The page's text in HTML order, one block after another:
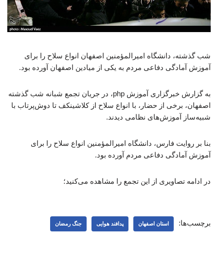
شب گذشته، دانشگاه امیرالمؤمنین اصفهان انواع سلاح را برای
آموزش آمادگی دفاعی مردم به یکی از میادین اصفهان آورده بود.
به گزارش خبرگزاری آموزش php، در جریان تجمع شبانه شب گذشته
اصفهان، برخی از حضار، با انواع سلاح از کلاشینکف تا دوش‌پرتاب با
شبیه‌ساز آموزش‌های نظامی دیدند.
بنا بر روایت فارس، دانشگاه امیرالمؤمنین انواع سلاح را برای
آموزش آمادگی دفاعی مردم آورده بود.
در ادامه تصاویری از این تجمع را مشاهده می‌کنید؛
برچسب‌ها: استان اصفهان پدافند هوایی جنگ رمضان